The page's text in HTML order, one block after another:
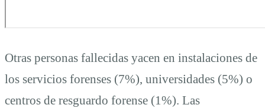
Otras personas fallecidas yacen en instalaciones de
los servicios forenses (7%), universidades (5%) o
centros de resguardo forense (1%). Las